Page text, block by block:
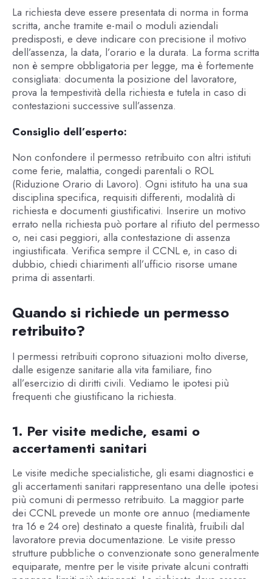
La richiesta deve essere presentata di norma in forma
scritta, anche tramite e-mail o moduli aziendali
predisposti, e deve indicare con precisione il motivo
dell’assenza, la data, l’orario e la durata. La forma scritta
non è sempre obbligatoria per legge, ma è fortemente
consigliata: documenta la posizione del lavoratore,
prova la tempestività della richiesta e tutela in caso di
contestazioni successive sull’assenza.
Consiglio dell’esperto:
Non confondere il permesso retribuito con altri istituti
come ferie, malattia, congedi parentali o ROL
(Riduzione Orario di Lavoro). Ogni istituto ha una sua
disciplina specifica, requisiti differenti, modalità di
richiesta e documenti giustificativi. Inserire un motivo
errato nella richiesta può portare al rifiuto del permesso
o, nei casi peggiori, alla contestazione di assenza
ingiustificata. Verifica sempre il CCNL e, in caso di
dubbio, chiedi chiarimenti all’ufficio risorse umane
prima di assentarti.
Quando si richiede un permesso
retribuito?
I permessi retribuiti coprono situazioni molto diverse,
dalle esigenze sanitarie alla vita familiare, fino
all’esercizio di diritti civili. Vediamo le ipotesi più
frequenti che giustificano la richiesta.
1. Per visite mediche, esami o
accertamenti sanitari
Le visite mediche specialistiche, gli esami diagnostici e
gli accertamenti sanitari rappresentano una delle ipotesi
più comuni di permesso retribuito. La maggior parte
dei CCNL prevede un monte ore annuo (mediamente
tra 16 e 24 ore) destinato a queste finalità, fruibili dal
lavoratore previa documentazione. Le visite presso
strutture pubbliche o convenzionate sono generalmente
equiparate, mentre per le visite private alcuni contratti